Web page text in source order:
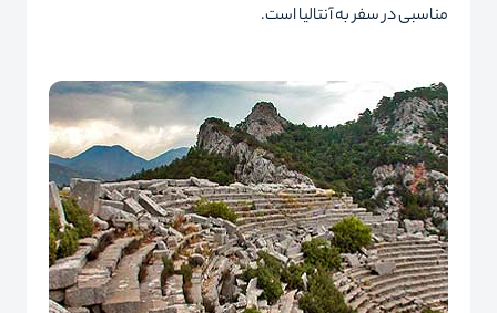
مناسبی در سفر به آنتالیا است.